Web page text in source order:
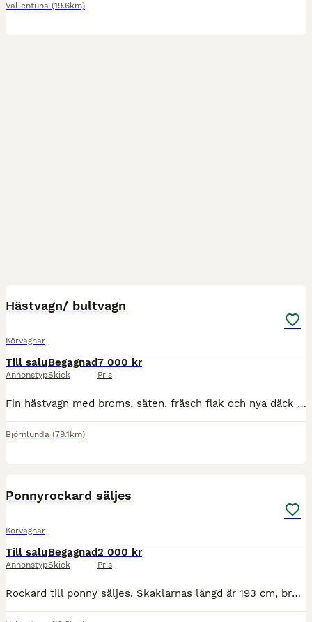
Vallentuna (19.6km)
Hästvagn/ bultvagn
Körvagnar
Till salu
Annonstyp
Begagnad
Skick
7 000 kr
Pris
Fin hästvagn med broms, säten, fräsch flak och nya däck . Går att variera i längden. Passar till fjording, NSV , Ardenner mm
Björnlunda (79.1km)
Ponnyrockard säljes
Körvagnar
Till salu
Annonstyp
Begagnad
Skick
2 000 kr
Pris
Rockard till ponny säljes. Skaklarnas längd är 193 cm, bredd 50 cm mellan skaklarna fram och 90 cm vid sitsen. Haft till rill liten C-ponny men ryms absolut även kat D och kanske liten storhäst.